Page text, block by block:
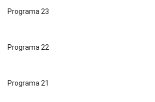
Programa 23
Programa 22
Programa 21